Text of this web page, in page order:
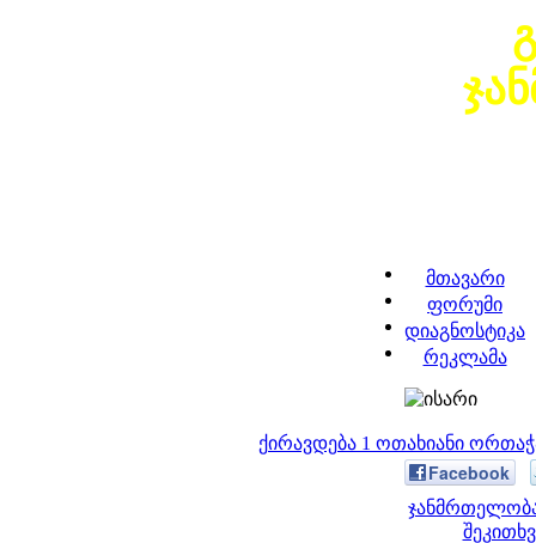
მთავარი
ფორუმი
დიაგნოსტიკა
რეკლამა
ქირავდება 1 ოთახიანი
Facebook